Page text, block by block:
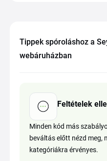
Tippek spóroláshoz a
webáruházban
Feltételek
Minden kód más
beváltás előtt nézd meg,
kategóriákra érvényes.